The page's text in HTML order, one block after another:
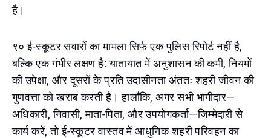
है।
९० ई-स्कूटर सवारों का मामला सिर्फ एक पुलिस रिपोर्ट नहीं है,
बल्कि एक गंभीर लक्षण है: यातायात में अनुशासन की कमी, नियमों
की उपेक्षा, और दूसरों के प्रति उदासीनता अंततः शहरी जीवन की
गुणवत्ता को खराब करती है। हालाँकि, अगर सभी भागीदार—
अधिकारी, निवासी, माता-पिता, और उपयोगकर्ता—जिम्मेदारी से
कार्य करें, तो ई-स्कूटर वास्तव में आधुनिक शहरी परिवहन का